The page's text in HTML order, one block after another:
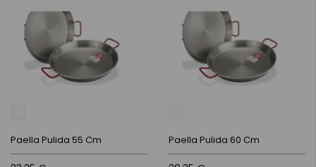
Paella Pulida 55 Cm Paella Pulida 60 Cm